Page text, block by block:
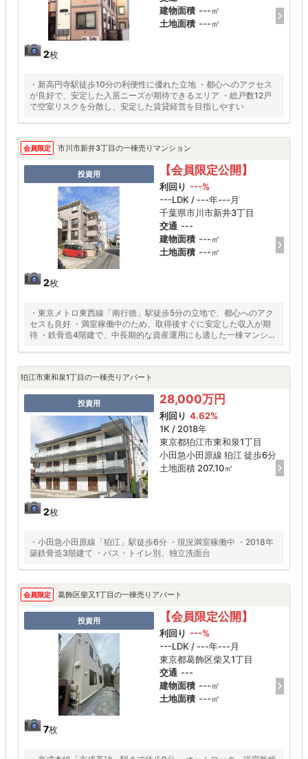
2枚
建物面積 ---㎡
土地面積 ---㎡
・新高円寺駅徒歩10分の利便性に優れた立地 ・都心へのアクセス
が良好で、安定した入居ニーズが期待できるエリア ・総戸数12戸
で空室リスクを分散し、安定した賃貸経営を目指しやすい
会員限定 市川市新井3丁目の一棟売りマンション
投資用
2枚
【会員限定公開】
利回り ---%
---LDK / ---年---月
千葉県市川市新井3丁目
交通 ---
建物面積 ---㎡
土地面積 ---㎡
・東京メトロ東西線「南行徳」駅徒歩5分の立地で、都心へのアク
セスも良好 ・満室稼働中のため、取得後すぐに安定した収入が期
待 ・鉄骨造4階建で、中長期的な資産運用にも適した一棟マンショ
狛江市東和泉1丁目の一棟売りアパート
投資用
2枚
28,000万円
利回り 4.62%
1K / 2018年
東京都狛江市東和泉1丁目
小田急小田原線 狛江 徒歩6分
土地面積 207.10㎡
・小田急小田原線「狛江」駅徒歩6分 ・現況満室稼働中 ・2018年
築鉄骨造3階建て ・バス・トイレ別、独立洗面台
会員限定 葛飾区柴又1丁目の一棟売りアパート
投資用
7枚
【会員限定公開】
利回り ---%
---LDK / ---年---月
東京都葛飾区柴又1丁目
交通 ---
建物面積 ---㎡
土地面積 ---㎡